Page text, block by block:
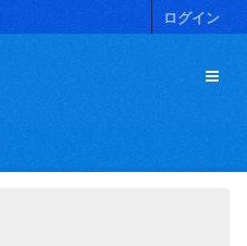
ログイン